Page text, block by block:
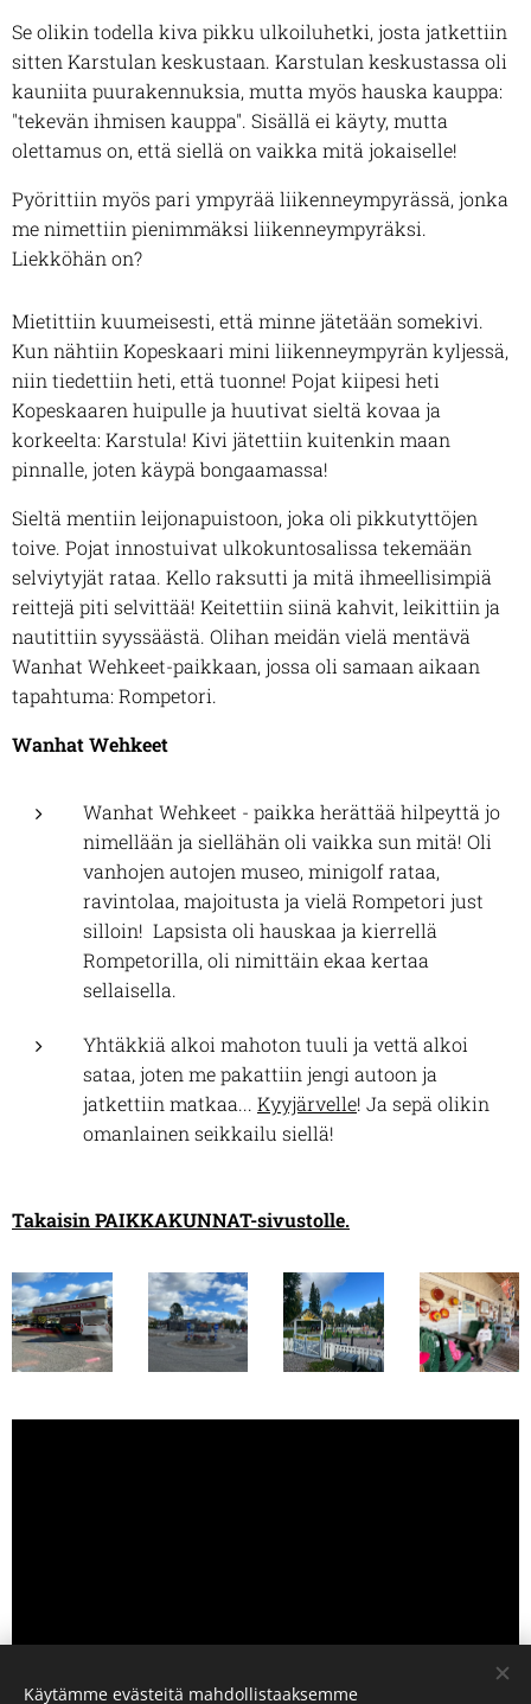
Se olikin todella kiva pikku ulkoiluhetki, josta jatkettiin
sitten Karstulan keskustaan. Karstulan keskustassa oli
kauniita puurakennuksia, mutta myös hauska kauppa:
"tekevän ihmisen kauppa". Sisällä ei käyty, mutta
olettamus on, että siellä on vaikka mitä jokaiselle!
Pyörittiin myös pari ympyrää liikenneympyrässä, jonka
me nimettiin pienimmäksi liikenneympyräksi.
Liekköhän on?
Mietittiin kuumeisesti, että minne jätetään somekivi.
Kun nähtiin Kopeskaari mini liikenneympyrän kyljessä,
niin tiedettiin heti, että tuonne! Pojat kiipesi heti
Kopeskaaren huipulle ja huutivat sieltä kovaa ja
korkeelta: Karstula! Kivi jätettiin kuitenkin maan
pinnalle, joten käypä bongaamassa!
Sieltä mentiin leijonapuistoon, joka oli pikkutyttöjen
toive. Pojat innostuivat ulkokuntosalissa tekemään
selviytyjät rataa. Kello raksutti ja mitä ihmeellisimpiä
reittejä piti selvittää! Keitettiin siinä kahvit, leikittiin ja
nautittiin syyssäästä. Olihan meidän vielä mentävä
Wanhat Wehkeet-paikkaan, jossa oli samaan aikaan
tapahtuma: Rompetori.
Wanhat Wehkeet
Wanhat Wehkeet - paikka herättää hilpeyttä jo
nimellään ja siellähän oli vaikka sun mitä! Oli
vanhojen autojen museo, minigolf rataa,
ravintolaa, majoitusta ja vielä Rompetori just
silloin! Lapsista oli hauskaa ja kierrellä
Rompetorilla, oli nimittäin ekaa kertaa
sellaisella.
Yhtäkkiä alkoi mahoton tuuli ja vettä alkoi
sataa, joten me pakattiin jengi autoon ja
jatkettiin matkaa... Kyyjärvelle! Ja sepä olikin
omanlainen seikkailu siellä!
Takaisin PAIKKAKUNNAT-sivustolle.
Käytämme evästeitä mahdollistaaksemme